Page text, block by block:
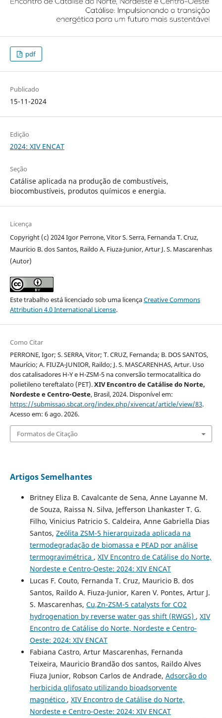
pdf
Publicado
15-11-2024
Edição
2024: XIV ENCAT
Seção
Catálise aplicada na produção de combustíveis,
biocombustíveis, produtos químicos e energia.
Licença
Copyright (c) 2024 Igor Perrone, Vitor S. Serra, Fernanda T. Cruz,
Maurício B. dos Santos, Raildo A. Fiuza-Junior, Artur J. S. Mascarenhas
(Autor)
Este trabalho está licenciado sob uma licençaCreative Commons
Attribution 4.0 International License.
Como Citar
PERRONE, Igor; S. SERRA, Vitor; T. CRUZ, Fernanda; B. DOS SANTOS,
Maurício; A. FIUZA-JUNIOR, Raildo; J. S. MASCARENHAS, Artur. Uso
dos catalisadores H-Y e H-ZSM-5 na conversão termocatalítica do
polietileno tereftalato (PET).XIV Encontro de Catálise do Norte,
Nordeste e Centro-Oeste, Brasil, 2024. Disponível em:
https://submissao.sbcat.org/index.php/xivencat/article/view/83.
Acesso em: 6 ago. 2026.
Formatos de Citação
Artigos Semelhantes
Britney Eliza B. Cavalcante de Sena, Anne Layanne M.
de Souza, Raissa N. Silva, Jefferson Lhankaster T. G.
Filho, Vinicius Patricio S. Caldeira, Anne Gabriella Dias
Santos, Zeólita ZSM-5 hierarquizada aplicada na
termodegradação de biomassa e PEAD por análise
termogravimétrica , XIV Encontro de Catálise do Norte,
Nordeste e Centro-Oeste: 2024: XIV ENCAT
Lucas F. Couto, Fernanda T. Cruz, Mauricio B. dos
Santos, Raildo A. Fiuza-Junior, Karen V. Pontes, Artur J.
S. Mascarenhas, Cu,Zn-ZSM-5 catalysts for CO2
hydrogenation by reverse water gas shift (RWGS) , XIV
Encontro de Catálise do Norte, Nordeste e Centro-
Oeste: 2024: XIV ENCAT
Fabiana Castro, Artur Mascarenhas, Fernanda
Teixeira, Mauricio Brandão dos santos, Raildo Alves
Fiuza Junior, Robson Carlos de Andrade, Adsorção do
herbicida glifosato utilizando bioadsorvente
magnético , XIV Encontro de Catálise do Norte,
Nordeste e Centro-Oeste: 2024: XIV ENCAT